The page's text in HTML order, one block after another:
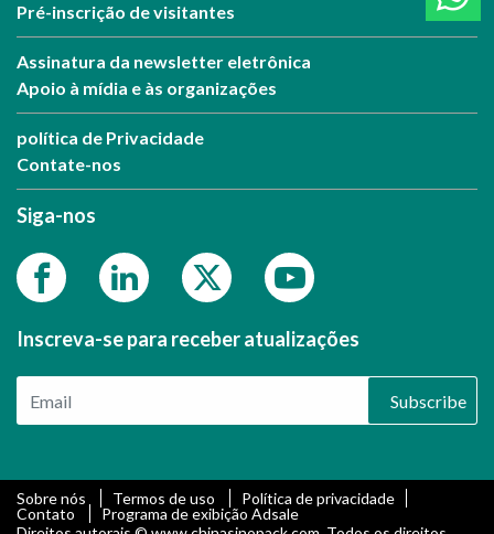
Pré-inscrição de visitantes
Assinatura da newsletter eletrônica
Apoio à mídia e às organizações
política de Privacidade
Contate-nos
Siga-nos
Inscreva-se para receber atualizações
Subscribe
Sobre nós Termos de uso
Política de privacidade
Contato
Programa de exibição Adsale